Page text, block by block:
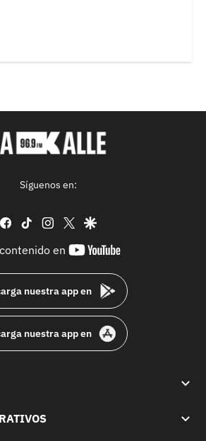
Síguenos en:
facebook
tiktok instagram
twittergoogle
en
youtube-
nuestra app en
nuestra app en